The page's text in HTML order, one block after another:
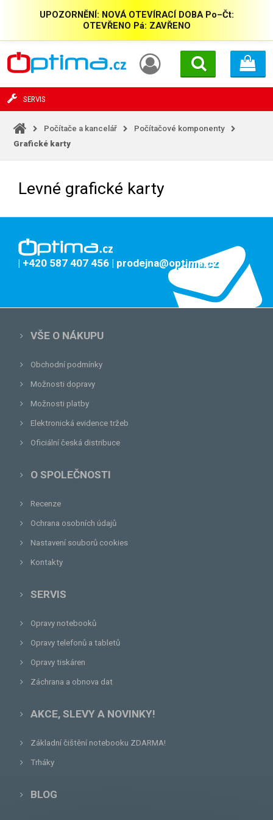
UPOZORNĚNÍ: NOVÁ OTEVÍRACÍ DOBA Po–Čt:
OTEVŘENO Pá: ZAVŘENO
SERVIS
Počítače a kancelář
Počítačové komponenty
Grafické karty
Levné grafické karty
| +420 587 407 456 | prodejna@optima.cz
VŠE O NÁKUPU
Obchodní podmínky
Možnosti dopravy
Možnosti platby
Elektronická evidence tržeb
Oficiální česká distribuce
O SPOLEČNOSTI
Recenze
Ochrana osobních údajů
Nastavení souborů cookies
Kontakty
SERVIS
Opravy notebooků
Opravy telefonů a tabletů
Opravy tiskáren
Záchrana a obnova dat
AKCE, SLEVY A NOVINKY!
Základní čištění notebooku ZDARMA!
Trháky
BLOG